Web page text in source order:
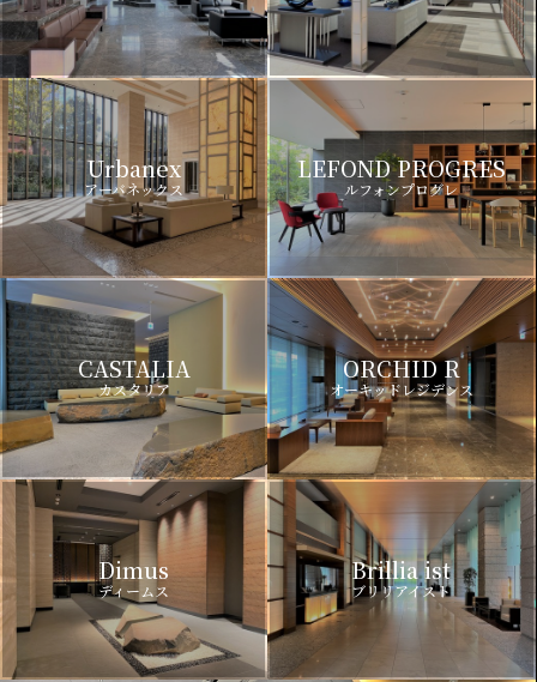
Urbanex
アーバネックス
LEFOND PROGRES
ルフォンプログレ
CASTALIA
カスタリア
ORCHID R
オーキッドレジデンス
Dimus
ディームス
Brillia ist
ブリリアイスト